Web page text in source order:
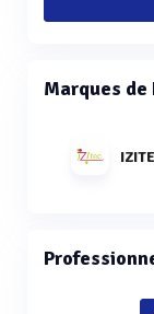
Marques